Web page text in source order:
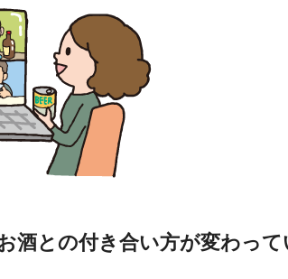
酒との付き合い方が変わって